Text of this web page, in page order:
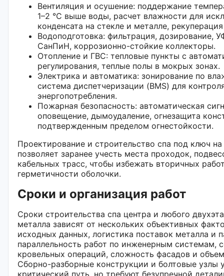
Вентиляция и осушение: поддержание
1–2 °C выше воды, расчет влажности для
конденсата на стекле и металле,
Водоподготовка: фильтрация, дозирование,
СанПиН, коррозионно-стойкие коллекторы.
Отопление и ГВС: тепловые пункты с
регулирования, теплые полы в мокрых зонах.
Электрика и автоматика: зонирование по
система диспетчеризации (BMS) для
энергопотребления.
Пожарная безопасность: автоматическая
оповещение, дымоудаление, огнезащита
подтвержденным пределом огнестойкости.
Проектирование и строительство спа под ключ
позволяет заранее учесть места проходок,
кабельных трасс, чтобы избежать вторичных
герметичности оболочки.
Сроки и организация работ
Сроки строительства спа центра и любого
металла зависят от нескольких объективных
исходных данных, логистика поставок металла и
параллельность работ по инженерным системам,
кровельных операций, сложность фасадов и
Сборно-разборные конструкции и болтовые узлы
критический путь, но требуют безупречной